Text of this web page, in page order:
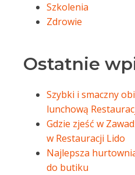
Szkolenia
Zdrowie
Ostatnie
Szybki i smaczny
lunchową
Gdzie zjeść w
w Restauracji Lido
Najlepsza
do butiku